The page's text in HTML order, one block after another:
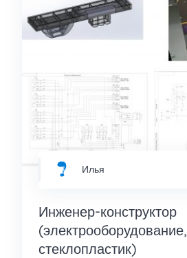
Илья
Инженер-конструктор
(электрооборудование,
стеклопластик)